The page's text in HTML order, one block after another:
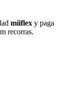
miiflex y paga
recorras.